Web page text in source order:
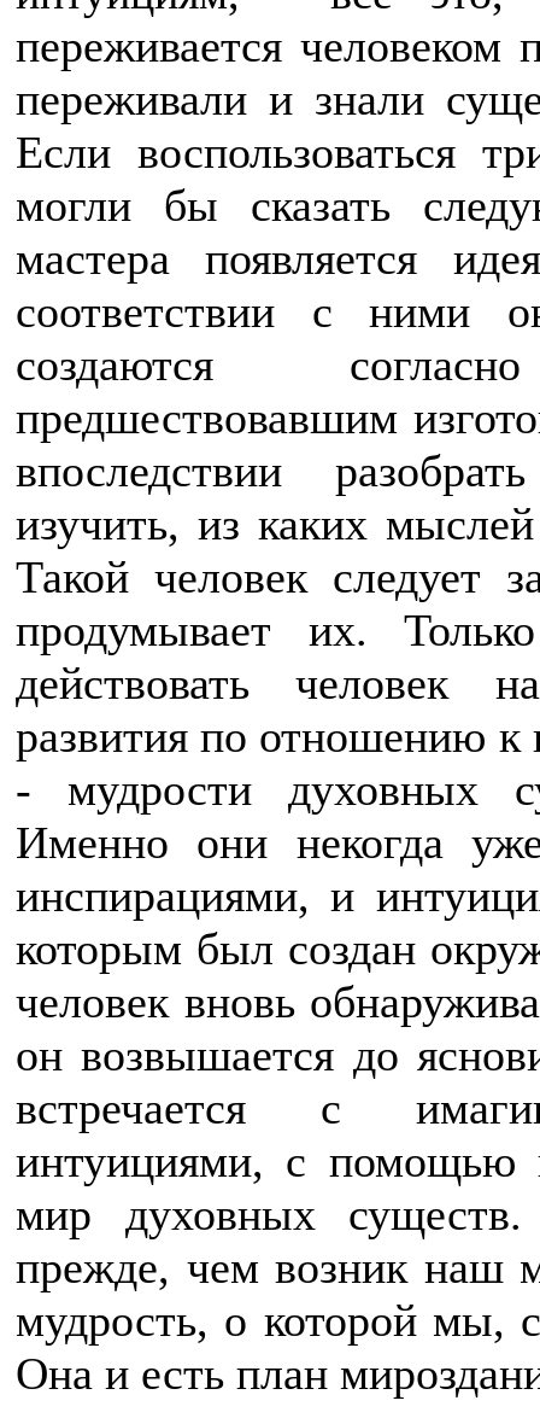
переживается человеком
переживали и знали
Если воспользоваться
могли бы сказать
мастера появляется
соответствии с ними
создаются
предшествовавшим
впоследствии
изучить, из каких
Такой человек следует
продумывает их.
действовать человек
развития по отношению к
- мудрости духовных
Именно они некогда
инспирациями, и
которым был создан
человек вновь
он возвышается до
встречается с
интуициями, с помощью
мир духовных
прежде, чем возник наш
мудрость, о которой мы,
Она и есть план